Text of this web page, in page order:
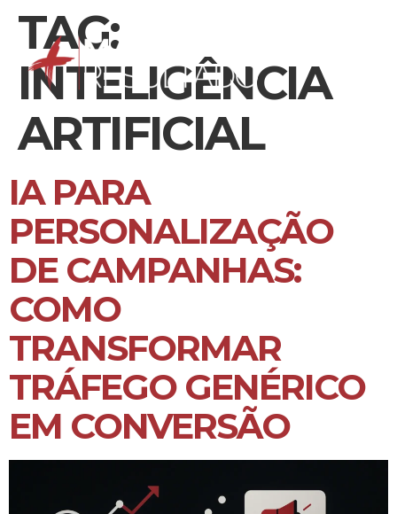
TAG:
INTELIGÊNCIA
ARTIFICIAL
IA PARA
PERSONALIZAÇÃO
DE CAMPANHAS:
COMO
TRANSFORMAR
TRÁFEGO GENÉRICO
EM CONVERSÃO